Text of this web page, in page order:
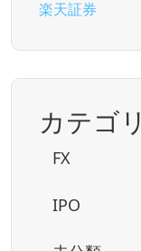
楽天証券
カテゴリ
FX
IPO